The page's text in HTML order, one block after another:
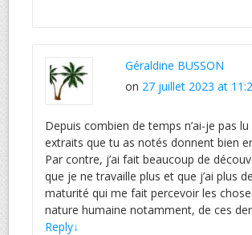
Géraldine BUSSON
on 27 juillet 2023 at
Depuis combien de temps n’ai-je pas
extraits que tu as notés donnent bien
Par contre, j’ai fait beaucoup de
que je ne travaille plus et que j’ai plus
maturité qui me fait percevoir les
nature humaine notamment, de ces
Reply↓